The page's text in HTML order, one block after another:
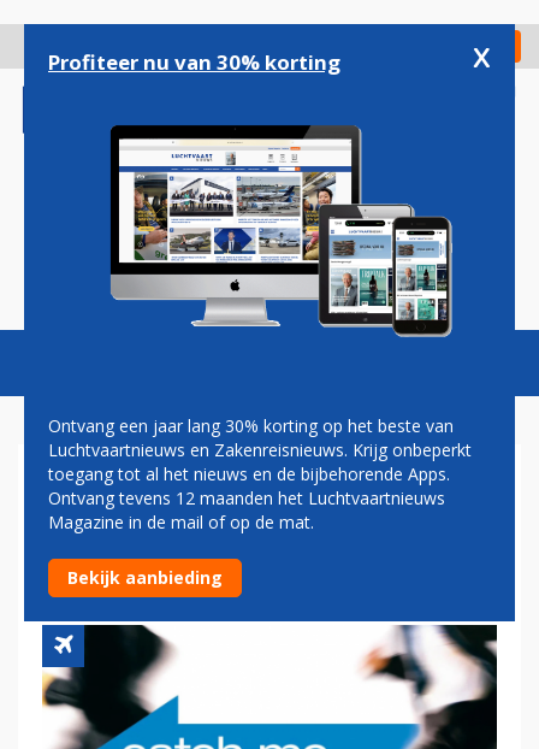
gaan
Check in
Magazine Podcasts Vacatures
PILOOT AIR CANADA VLOOG
17 JAAR ZONDER
VLIEGBREVET
Profiteer nu van 30% korting x
Ontvang een jaar lang 30% korting op het beste van
Luchtvaartnieuws en Zakenreisnieuws. Krijg onbeperkt
toegang tot al het nieuws en de bijbehorende Apps.
Ontvang tevens 12 maanden het Luchtvaartnieuws
Magazine in de mail of op de mat.
Bekijk aanbieding